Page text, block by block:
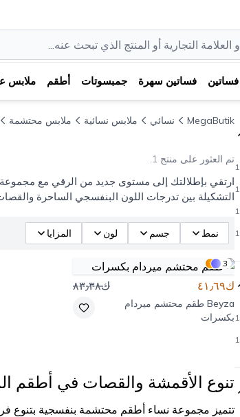
فساتين فساتين سهرة جمبسوتات أطقم ملابس
1
1
1
1
1
1
MegaButik نسائي ملابس نسائية ملابس محتشمة
تم العثور على منتج 1.
ارتقي بإطلالتك إلى مستوى جديد من الرقي مع
التشكيلة بين تدرجات اللون البنفسجي الساحرة
نمط جسم لون المزايا
3
ك٤١٫٦٩ ك٨٣٫٣٨
Beyza طقم محتشم ميردام
بكسرات
تنوع الأقمشة والقصات في أطقم
تتميز مجموعة نساء أطقم محتشمة بنفسجية بتنوع